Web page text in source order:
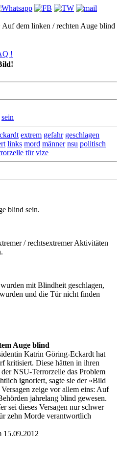
Auf dem linken / rechten Auge blind
!
sein
extrem gefahr geschlagen
links mord männer nsu politisch
tür vize
blind sein.
/ rechtsextremer Aktivitäten
mit Blindheit geschlagen,
und die Tür nicht finden
Auge blind
Katrin Göring-Eckardt hat
kritisiert. Diese hätten in ihren
NSU-Terrorzelle das Problem
ignoriert, sagte sie der «Bild
zeige vor allem eins: Auf
jahrelang blind gewesen.
sei dieses Versagen nur schwer
zehn Morde verantwortlich
15.09.2012